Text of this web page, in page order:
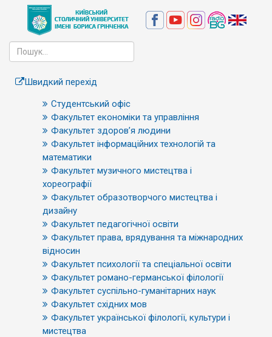
Швидкий перехід
Студентський офіс
Факультет економіки та управління
Факультет здоров’я людини
Факультет інформаційних технологій та
математики
Факультет музичного мистецтва і
хореографії
Факультет образотворчого мистецтва і
дизайну
Факультет педагогічної освіти
Факультет права, врядування та міжнародних
відносин
Факультет психології та спеціальної освіти
Факультет романо-германської філології
Факультет суспільно-гуманітарних наук
Факультет східних мов
Факультет української філології, культури і
мистецтва